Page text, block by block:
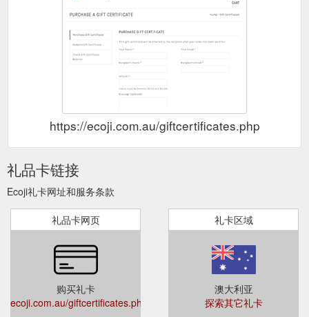
https://ecoji.com.au/giftcertificates.php
礼品卡链接
Ecoji礼卡网址和服务条款
礼品卡网页
购买礼卡
ecoji.com.au/giftcertificates.php
礼卡区域
澳大利亚
探索其它礼卡